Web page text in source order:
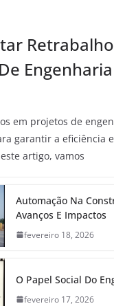
Engenharia
em projetos de
garantir a eficiência
artigo, vamos
Automação Na
Avanços E Impactos
fevereiro 18, 2026
O Papel Social Do
fevereiro 17, 2026